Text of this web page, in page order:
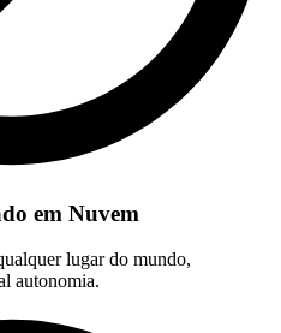
em Nuvem
lugar do mundo,
autonomia.